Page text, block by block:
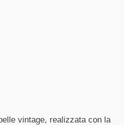
vintage, realizzata con la